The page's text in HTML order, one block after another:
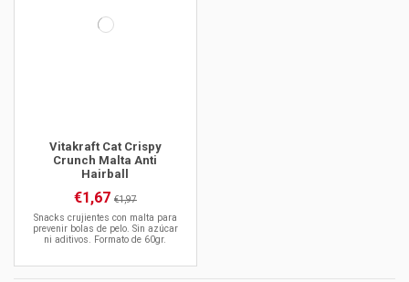
Vitakraft Cat Crispy
Crunch Malta Anti
Hairball
€1,67 €1,97
Snacks crujientes con malta para
prevenir bolas de pelo. Sin azúcar
ni aditivos. Formato de 60gr.